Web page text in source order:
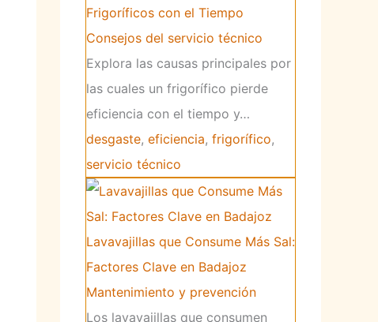
Frigoríficos con el Tiempo
Consejos del servicio técnico
Explora las causas principales por
las cuales un frigorífico pierde
eficiencia con el tiempo y…
desgaste, eficiencia, frigorífico,
servicio técnico
Lavavajillas que Consume Más Sal:
Factores Clave en Badajoz
Mantenimiento y prevención
Los lavavajillas que consumen